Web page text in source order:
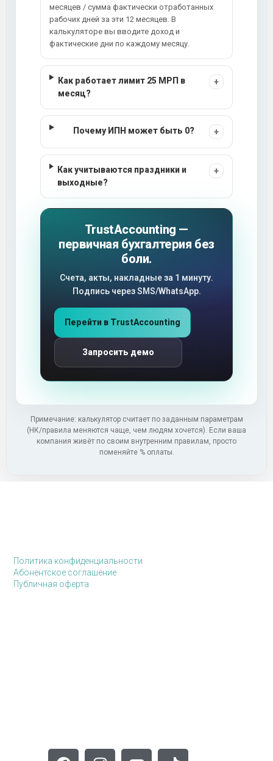
месяцев / сумма фактически отработанных
рабочих дней за эти 12 месяцев. В
калькуляторе вы вводите доход и
фактические дни по каждому месяцу.
Как работает лимит 25 МРП в
месяц?
+
Почему ИПН может быть 0? +
Как учитываются праздники и
выходные?
+
TrustAccounting —
первичная бухгалтерия без
боли.
Счета, акты, накладные за 1 минуту.
Подпись через SMS/WhatsApp.
Перейти в TrustAccounting
Запросить демо
Примечание: калькулятор считает по заданным параметрам
(НК/правила меняются чаще, чем людям хочется). Если ваша
компания живёт по своим внутренним правилам, просто
поменяйте % оплаты.
Политика конфиденциальности
Абонентское соглашение
Публичная оферта